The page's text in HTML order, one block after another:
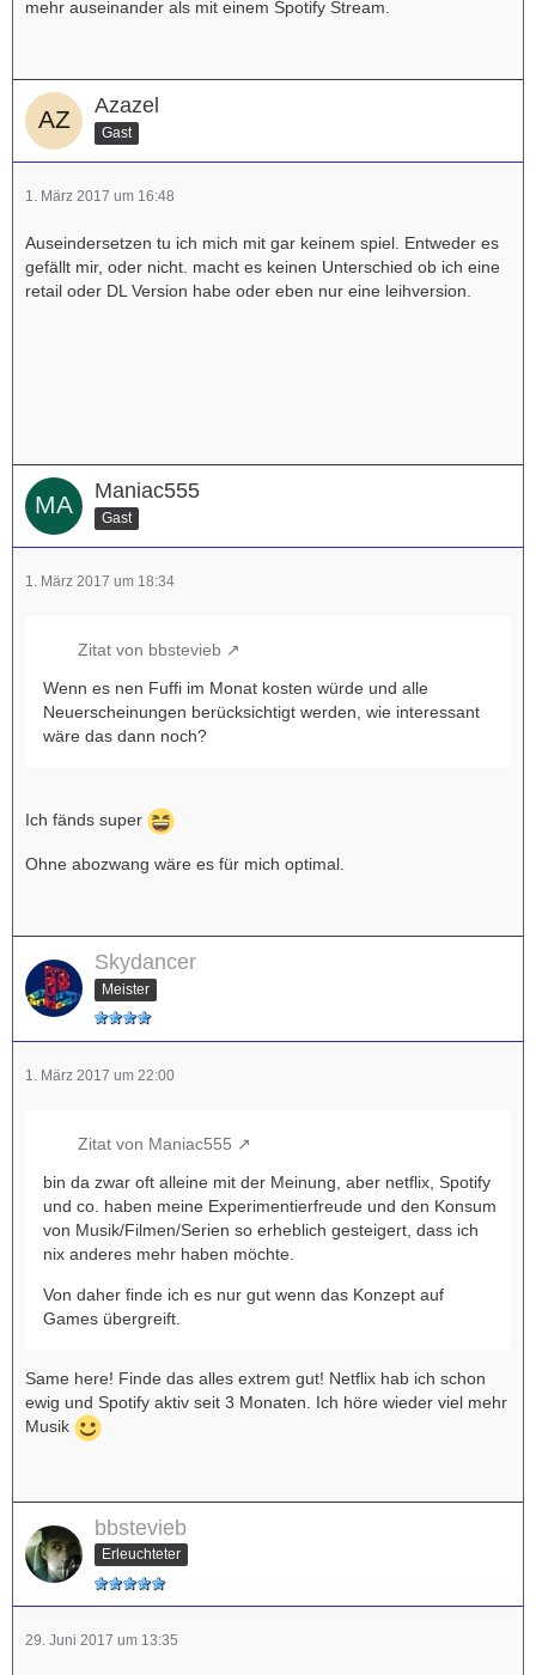
mehr auseinander als mit einem Spotify Stream.
Azazel
Gast
1. März 2017 um 16:48
Auseindersetzen tu ich mich mit gar keinem spiel. Entweder es
gefällt mir, oder nicht. macht es keinen Unterschied ob ich eine
retail oder DL Version habe oder eben nur eine leihversion.
Maniac555
Gast
1. März 2017 um 18:34
Zitat von bbstevieb
Wenn es nen Fuffi im Monat kosten würde und alle
Neuerscheinungen berücksichtigt werden, wie interessant
wäre das dann noch?
Ich fänds super
Ohne abozwang wäre es für mich optimal.
Skydancer
Meister
1. März 2017 um 22:00
Zitat von Maniac555
bin da zwar oft alleine mit der Meinung, aber netflix, Spotify
und co. haben meine Experimentierfreude und den Konsum
von Musik/Filmen/Serien so erheblich gesteigert, dass ich
nix anderes mehr haben möchte.
Von daher finde ich es nur gut wenn das Konzept auf
Games übergreift.
Same here! Finde das alles extrem gut! Netflix hab ich schon
ewig und Spotify aktiv seit 3 Monaten. Ich höre wieder viel mehr
Musik
bbstevieb
Erleuchteter
29. Juni 2017 um 13:35